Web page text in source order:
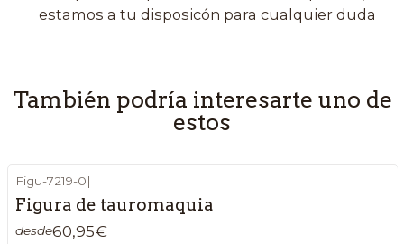
estamos a tu disposicón para cualquier duda
También podría interesarte uno de
estos
Figu-7219-0|
Figura de tauromaquia
desde60,95€